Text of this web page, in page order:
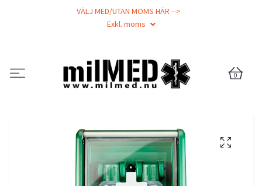
VÄLJ MED/UTAN MOMS HÄR -->
Exkl. moms
0